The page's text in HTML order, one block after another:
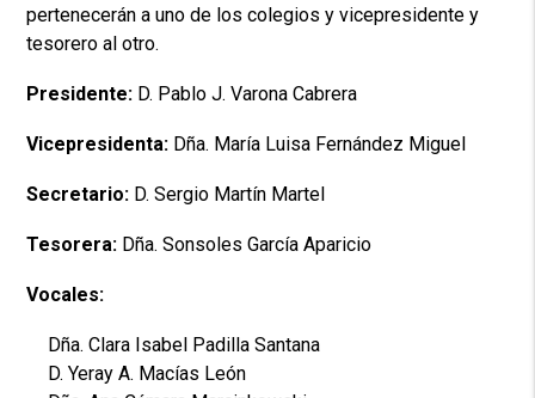
pertenecerán a uno de los colegios y vicepresidente y
tesorero al otro.
Presidente: D. Pablo J. Varona Cabrera
Vicepresidenta: Dña. María Luisa Fernández Miguel
Secretario: D. Sergio Martín Martel
Tesorera: Dña. Sonsoles García Aparicio
Vocales:
Dña. Clara Isabel Padilla Santana
D. Yeray A. Macías León